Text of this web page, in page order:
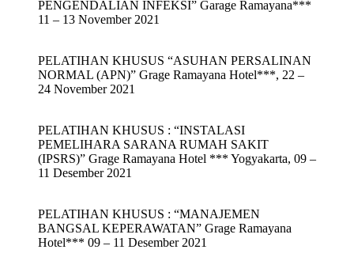
PENGENDALIAN INFEKSI” Garage Ramayana***
11 – 13 November 2021
PELATIHAN KHUSUS “ASUHAN PERSALINAN
NORMAL (APN)” Grage Ramayana Hotel***, 22 –
24 November 2021
PELATIHAN KHUSUS : “INSTALASI
PEMELIHARA SARANA RUMAH SAKIT
(IPSRS)” Grage Ramayana Hotel *** Yogyakarta, 09 –
11 Desember 2021
PELATIHAN KHUSUS : “MANAJEMEN
BANGSAL KEPERAWATAN” Grage Ramayana
Hotel*** 09 – 11 Desember 2021